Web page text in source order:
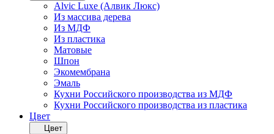
Alvic Luxe (Алвик Люкс)
Из массива дерева
Из МДФ
Из пластика
Матовые
Шпон
Экомембрана
Эмаль
Кухни Российского производства из МДФ
Кухни Российского производства из пластика
Цвет
Цвет